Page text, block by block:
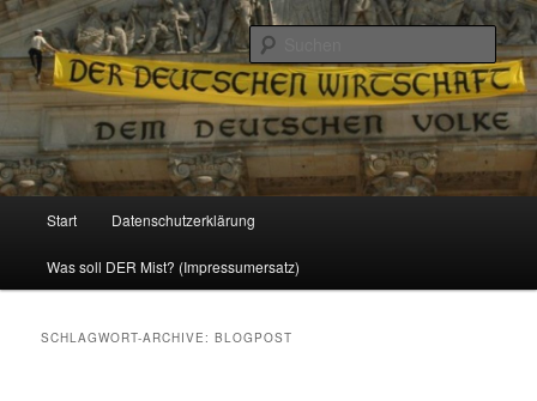
Reizzentrum
Politik, Wirtschaft, Soziales und Gesellschaft
Zum
Inhalt
Zum
sekundären
Start Datenschutzerklärung
Was soll DER Mist? (Impressumersatz)
SCHLAGWORT-ARCHIVE:BLOGPOST